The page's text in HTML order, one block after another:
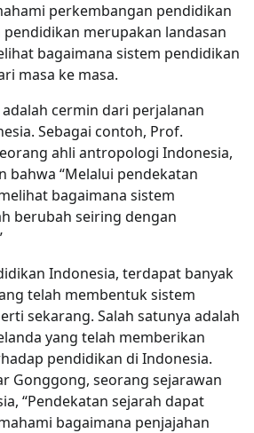
perkembangan pendidikan
pendidikan merupakan landasan
bagaimana sistem pendidikan
masa ke masa.
cermin dari perjalanan
Sebagai contoh, Prof.
ahli antropologi Indonesia,
bahwa “Melalui pendekatan
bagaimana sistem
berubah seiring dengan
Indonesia, terdapat banyak
telah membentuk sistem
sekarang. Salah satunya adalah
yang telah memberikan
pendidikan di Indonesia.
Gonggong, seorang sejarawan
“Pendekatan sejarah dapat
bagaimana penjajahan